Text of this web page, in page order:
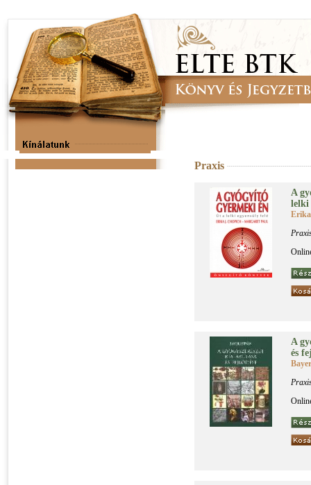
Praxis
A
lel­ki
A
és